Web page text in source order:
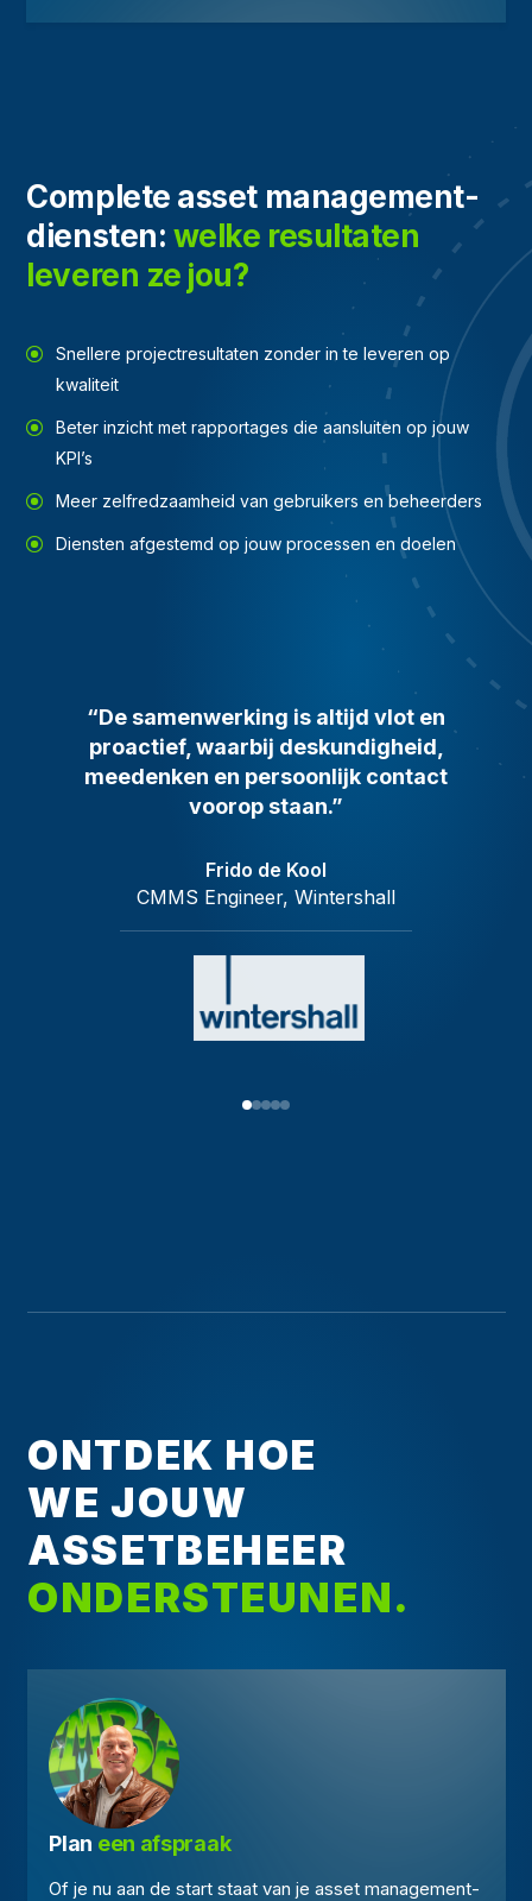
Complete asset management-
diensten: welke resultaten
leveren ze jou?
Snellere projectresultaten zonder in te leveren op
kwaliteit
Beter inzicht met rapportages die aansluiten op jouw
KPI’s
Meer zelfredzaamheid van gebruikers en beheerders
Diensten afgestemd op jouw processen en doelen
“De samenwerking is altijd vlot en
proactief, waarbij deskundigheid,
meedenken en persoonlijk contact
voorop staan.”
Frido de Kool
CMMS Engineer, Wintershall
ONTDEK HOE
WE JOUW
ASSETBEHEER
ONDERSTEUNEN.
Plan een afspraak
Of je nu aan de start staat van je asset management-